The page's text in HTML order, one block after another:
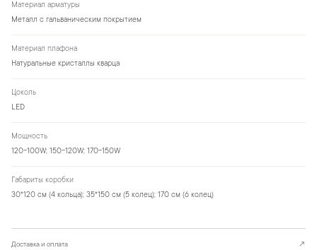
Материал арматуры
Металл с гальваническим покрытием
Материал плафона
Натуральные кристаллы кварца
Цоколь
LED
Мощность
120-100W; 150-120W; 170-150W
Габариты коробки
30*120 см (4 кольца); 35*150 см (5 колец); 170 см (6 колец)
Доставка и оплата ↗